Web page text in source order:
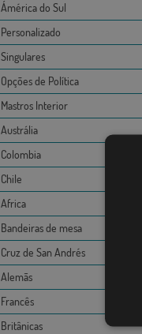
Ámérica do Sul
Personalizado
Singulares
Opções de Política
Mastros Interior
Austrália
Colombia
Chile
Africa
Bandeiras de mesa
Cruz de San Andrés
Alemãs
Francês
Britânicas